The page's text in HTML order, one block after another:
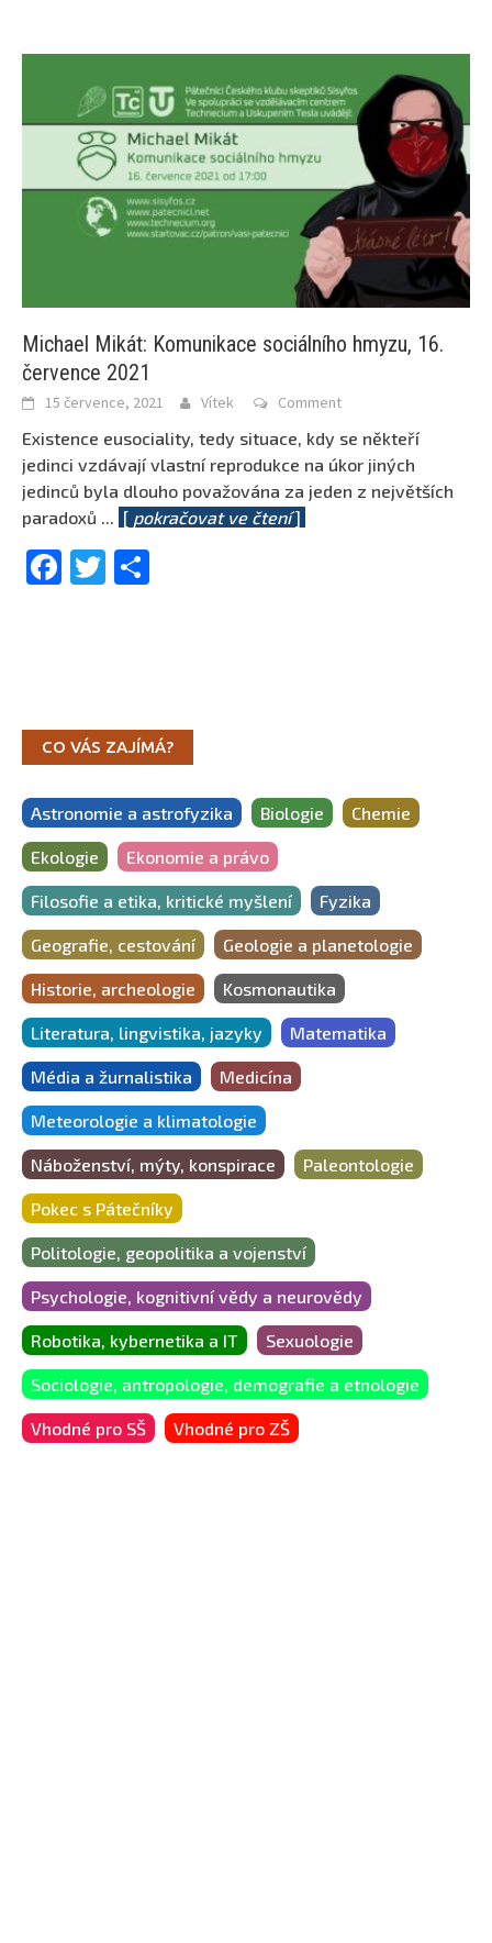
Michael Mikát: Komunikace sociálního hmyzu, 16.
července 2021
15 července, 2021 Vítek Comment
Existence eusociality, tedy situace, kdy se někteří
jedinci vzdávají vlastní reprodukce na úkor jiných
jedinců byla dlouho považována za jeden z největších
paradoxů ... [ pokračovat ve čtení]
Facebook
Twitter
CO VÁS ZAJÍMÁ?
Astronomie a astrofyzika Biologie Chemie
Ekologie Ekonomie a právo
Filosofie a etika, kritické myšlení Fyzika
Geografie, cestování Geologie a planetologie
Historie, archeologie Kosmonautika
Literatura, lingvistika, jazyky Matematika
Média a žurnalistika Medicína
Meteorologie a klimatologie
Náboženství, mýty, konspirace Paleontologie
Pokec s Pátečníky
Politologie, geopolitika a vojenství
Psychologie, kognitivní vědy a neurovědy
Robotika, kybernetika a IT Sexuologie
Sociologie, antropologie, demografie a etnologie
Vhodné pro SŠ Vhodné pro ZŠ